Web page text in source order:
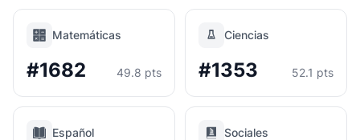
Matemáticas
#1682 49.8 pts
Ciencias
#1353 52.1 pts
Español Sociales